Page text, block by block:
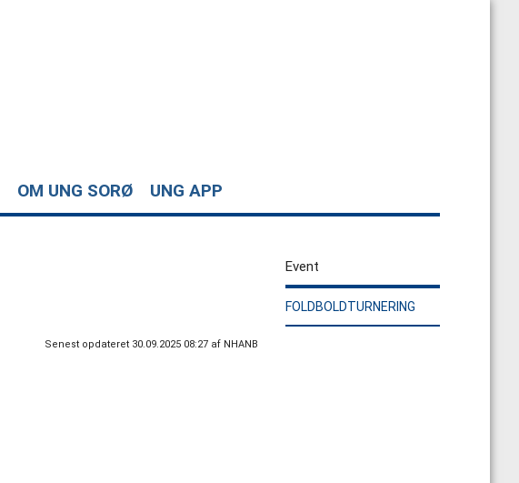
OM UNG SORØ UNG APP
Senest opdateret 30.09.2025 08:27 af NHANB
Event
FOLDBOLDTURNERING